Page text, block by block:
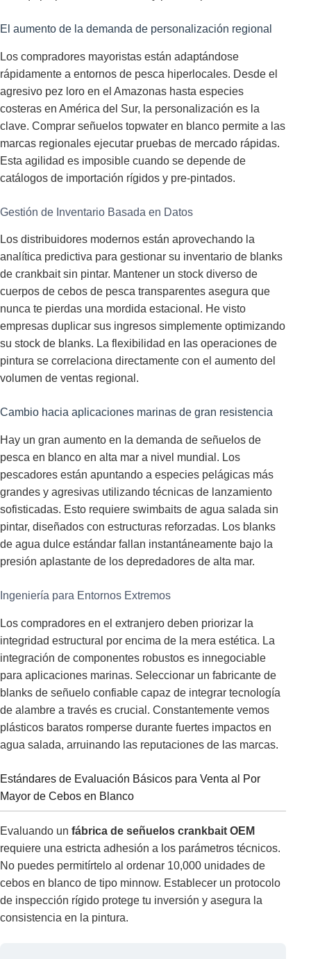
El aumento de la demanda de personalización regional
Los compradores mayoristas están adaptándose
rápidamente a entornos de pesca hiperlocales. Desde el
agresivo pez loro en el Amazonas hasta especies
costeras en América del Sur, la personalización es la
clave. Comprar señuelos topwater en blanco permite a las
marcas regionales ejecutar pruebas de mercado rápidas.
Esta agilidad es imposible cuando se depende de
catálogos de importación rígidos y pre-pintados.
Gestión de Inventario Basada en Datos
Los distribuidores modernos están aprovechando la
analítica predictiva para gestionar su inventario de blanks
de crankbait sin pintar. Mantener un stock diverso de
cuerpos de cebos de pesca transparentes asegura que
nunca te pierdas una mordida estacional. He visto
empresas duplicar sus ingresos simplemente optimizando
su stock de blanks. La flexibilidad en las operaciones de
pintura se correlaciona directamente con el aumento del
volumen de ventas regional.
Cambio hacia aplicaciones marinas de gran resistencia
Hay un gran aumento en la demanda de señuelos de
pesca en blanco en alta mar a nivel mundial. Los
pescadores están apuntando a especies pelágicas más
grandes y agresivas utilizando técnicas de lanzamiento
sofisticadas. Esto requiere swimbaits de agua salada sin
pintar, diseñados con estructuras reforzadas. Los blanks
de agua dulce estándar fallan instantáneamente bajo la
presión aplastante de los depredadores de alta mar.
Ingeniería para Entornos Extremos
Los compradores en el extranjero deben priorizar la
integridad estructural por encima de la mera estética. La
integración de componentes robustos es innegociable
para aplicaciones marinas. Seleccionar un fabricante de
blanks de señuelo confiable capaz de integrar tecnología
de alambre a través es crucial. Constantemente vemos
plásticos baratos romperse durante fuertes impactos en
agua salada, arruinando las reputaciones de las marcas.
Estándares de Evaluación Básicos para Venta al Por
Mayor de Cebos en Blanco
Evaluando un fábrica de señuelos crankbait OEM
requiere una estricta adhesión a los parámetros técnicos.
No puedes permitírtelo al ordenar 10,000 unidades de
cebos en blanco de tipo minnow. Establecer un protocolo
de inspección rígido protege tu inversión y asegura la
consistencia en la pintura.